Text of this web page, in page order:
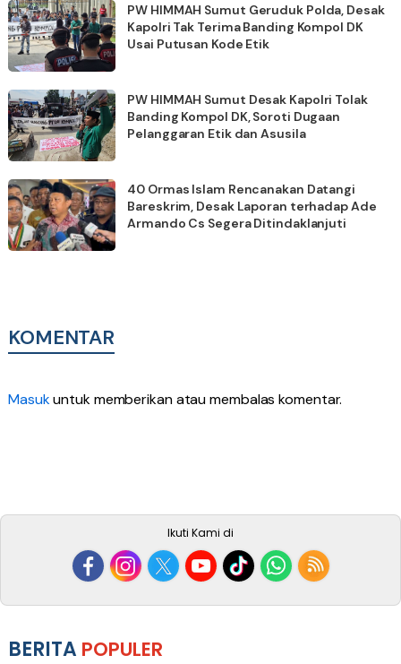
PW HIMMAH Sumut Geruduk Polda, Desak
Kapolri Tak Terima Banding Kompol DK
Usai Putusan Kode Etik
PW HIMMAH Sumut Desak Kapolri Tolak
Banding Kompol DK, Soroti Dugaan
Pelanggaran Etik dan Asusila
40 Ormas Islam Rencanakan Datangi
Bareskrim, Desak Laporan terhadap Ade
Armando Cs Segera Ditindaklanjuti
KOMENTAR
Masukuntuk memberikan atau membalas komentar.
Ikuti Kami di
BERITA POPULER